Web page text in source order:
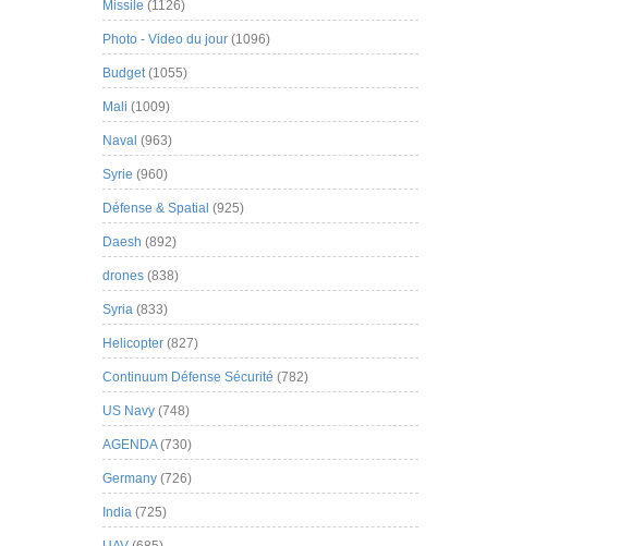
Missile (1126)
Photo - Video du jour (1096)
Budget(1055)
Mali (1009)
Naval (963)
Syrie (960)
Défense & Spatial (925)
Daesh (892)
drones (838)
Syria (833)
Helicopter (827)
Continuum Défense Sécurité (782)
US Navy (748)
AGENDA(730)
Germany (726)
India (725)